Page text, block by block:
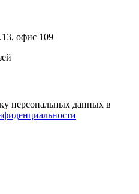
офис 109
персональных данных в